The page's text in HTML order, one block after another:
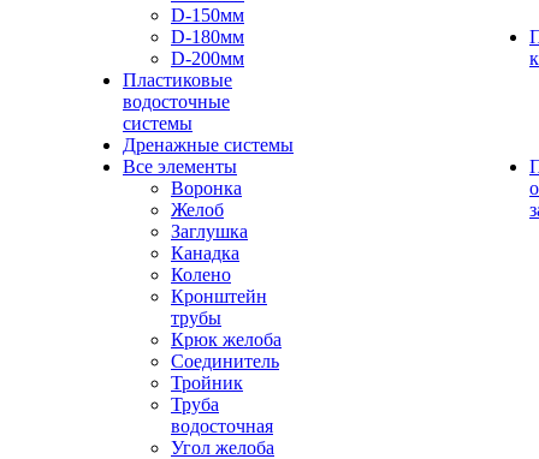
D-150мм
D-180мм
D-200мм
Пластиковые
водосточные
системы
Дренажные системы
Все элементы
Воронка
Желоб
Заглушка
Канадка
Колено
Кронштейн
трубы
Крюк желоба
Соединитель
Тройник
Труба
водосточная
Угол желоба